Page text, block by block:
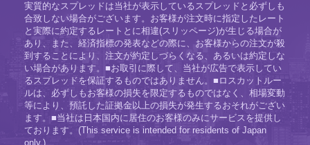
実質的なスプレッドは当社が表示しているスプレッドと必ずしも
合致しない場合がございます。お客様が注文時に指定したレート
と実際に約定するレートとに相違(スリッページ)が生じる場合が
あり、また、経済指標の発表などの際に、お客様からの注文が殺
到することにより、注文が約定しづらくなる、あるいは約定しな
い場合があります。■お取引に際して、当社が広告で表示してい
るスプレッドを保証するものではありません。■ロスカットルー
ルは、必ずしもお客様の損失を限定するものではなく、相場変動
等により、預託した証拠金以上の損失が発生するおそれがござい
ます。■当社は日本国内に居住のお客様のみにサービスを提供し
ております。(This service is intended for residents of Japan
only.)